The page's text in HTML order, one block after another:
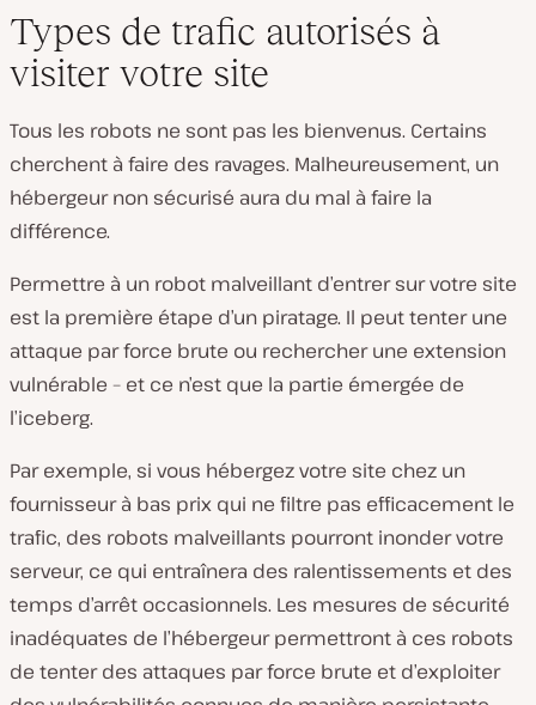
Types de trafic autorisés à
visiter votre site
Tous les robots ne sont pas les bienvenus. Certains
cherchent à faire des ravages. Malheureusement, un
hébergeur non sécurisé aura du mal à faire la
différence.
Permettre à un robot malveillant d’entrer sur votre site
est la première étape d’un piratage. Il peut tenter une
attaque par force brute ou rechercher une extension
vulnérable – et ce n’est que la partie émergée de
l’iceberg.
Par exemple, si vous hébergez votre site chez un
fournisseur à bas prix qui ne filtre pas efficacement le
trafic, des robots malveillants pourront inonder votre
serveur, ce qui entraînera des ralentissements et des
temps d’arrêt occasionnels. Les mesures de sécurité
inadéquates de l’hébergeur permettront à ces robots
de tenter des attaques par force brute et d’exploiter